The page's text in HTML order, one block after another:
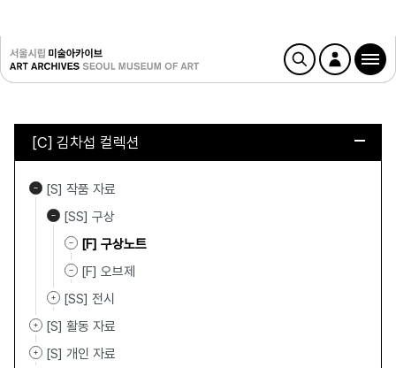
[C] 김차섭 컬렉션
[S] 작품 자료
[SS] 구상
[F] 구상노트
[F] 오브제
[SS] 전시
[S] 활동 자료
[S] 개인 자료